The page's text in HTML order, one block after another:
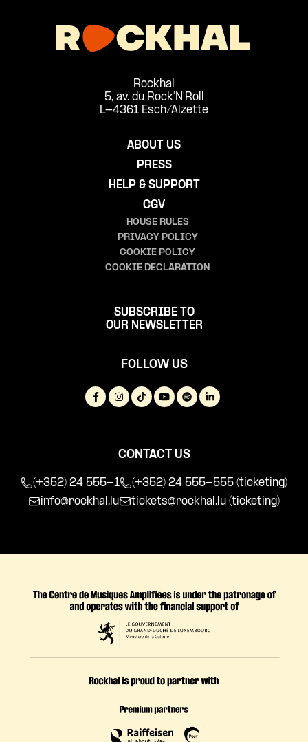
Rockhal
5, av. du Rock'N'Roll
L-4361 Esch/Alzette
ABOUT US
PRESS
HELP & SUPPORT
CGV
HOUSE RULES
PRIVACY POLICY
COOKIE POLICY
COOKIE DECLARATION
SUBSCRIBE TO
OUR NEWSLETTER
FOLLOW US
CONTACT US
(+352) 24 555-1
(+352) 24 555-555 (ticketing)
info@rockhal.lu
tickets@rockhal.lu (ticketing)